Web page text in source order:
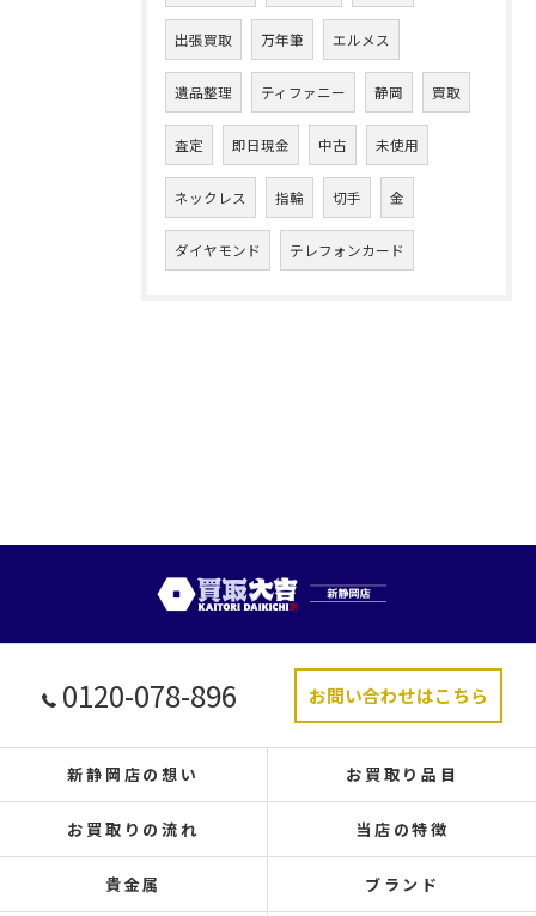
出張買取 万年筆 エルメス
遺品整理 ティファニー 静岡 買取
査定 即日現金 中古 未使用
ネックレス 指輪 切手 金
ダイヤモンド テレフォンカード
0120-078-896 お問い合わせはこちら
新静岡店の想い お買取り品目
お買取りの流れ 当店の特徴
貴金属 ブランド